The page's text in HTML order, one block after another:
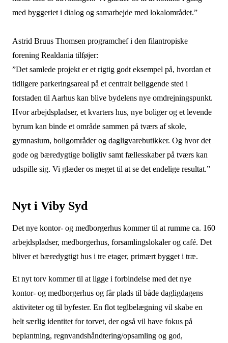
med byggeriet i dialog og samarbejde med lokalområdet.”
Astrid Bruus Thomsen programchef i den filantropiske
forening Realdania tilføjer:
”Det samlede projekt er et rigtig godt eksempel på, hvordan et
tidligere parkeringsareal på et centralt beliggende sted i
forstaden til Aarhus kan blive bydelens nye omdrejningspunkt.
Hvor arbejdspladser, et kvarters hus, nye boliger og et levende
byrum kan binde et område sammen på tværs af skole,
gymnasium, boligområder og dagligvarebutikker. Og hvor det
gode og bæredygtige boligliv samt fællesskaber på tværs kan
udspille sig. Vi glæder os meget til at se det endelige resultat.”
Nyt i Viby Syd
Det nye kontor- og medborgerhus kommer til at rumme ca. 160
arbejdspladser, medborgerhus, forsamlingslokaler og café. Det
bliver et bæredygtigt hus i tre etager, primært bygget i træ.
Et nyt torv kommer til at ligge i forbindelse med det nye
kontor- og medborgerhus og får plads til både dagligdagens
aktiviteter og til byfester. En flot teglbelægning vil skabe en
helt særlig identitet for torvet, der også vil have fokus på
beplantning, regnvandshåndtering/opsamling og god,